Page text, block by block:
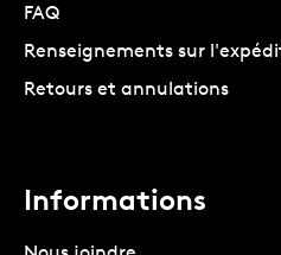
FAQ
Renseignements sur
Retours et annulations
Informations